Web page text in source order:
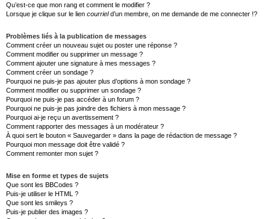
Qu’est-ce que mon rang et comment le modifier ?
Lorsque je clique sur le lien courrield’un membre, on me demande de me connecter !?
Problèmes liés à la publication de messages
Comment créer un nouveau sujet ou poster une réponse ?
Comment modifier ou supprimer un message ?
Comment ajouter une signature à mes messages ?
Comment créer un sondage ?
Pourquoi ne puis-je pas ajouter plus d’options à mon sondage ?
Comment modifier ou supprimer un sondage ?
Pourquoi ne puis-je pas accéder à un forum ?
Pourquoi ne puis-je pas joindre des fichiers à mon message ?
Pourquoi ai-je reçu un avertissement ?
Comment rapporter des messages à un modérateur ?
À quoi sert le bouton « Sauvegarder » dans la page de rédaction de message ?
Pourquoi mon message doit être validé ?
Comment remonter mon sujet ?
Mise en forme et types de sujets
Que sont les BBCodes ?
Puis-je utiliser le HTML ?
Que sont les smileys ?
Puis-je publier des images ?